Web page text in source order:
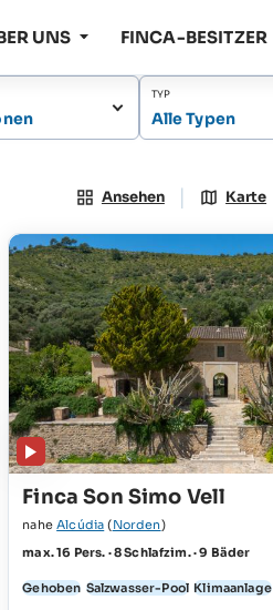
UNS FINCA-BESITZER
TYP
Alle Typen
Ansehen | Karte
Finca Son Simo Vell
naheAlcúdia (Norden)
max. 16 Pers. · 8 Schlafzim. · 9 Bäder
Gehoben Salzwasser-Pool Klimaanlage